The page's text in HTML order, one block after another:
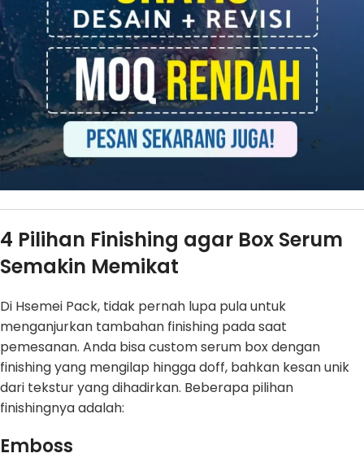
4 Pilihan Finishing agar Box Serum
Semakin Memikat
Di Hsemei Pack, tidak pernah lupa pula untuk
menganjurkan tambahan finishing pada saat
pemesanan. Anda bisa custom serum box dengan
finishing yang mengilap hingga doff, bahkan kesan unik
dari tekstur yang dihadirkan. Beberapa pilihan
finishingnya adalah:
Emboss